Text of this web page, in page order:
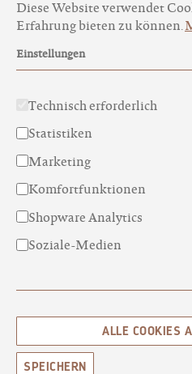
Diese Website verwendet
Erfahrung bieten zu können.
Einstellungen
Technisch erforderlich
Statistiken
Marketing
Komfortfunktionen
Shopware Analytics
Soziale-Medien
ALLE COOKIES
SPEICHERN